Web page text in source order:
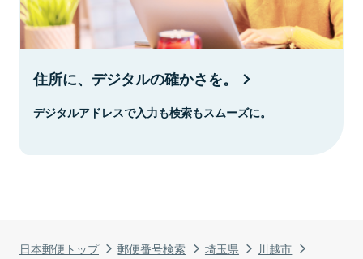
日本郵便トップ 郵便番号検索 埼玉県
川越市
住所に、デジタルの確かさを。
デジタルアドレスで入力も検索もスムーズに。